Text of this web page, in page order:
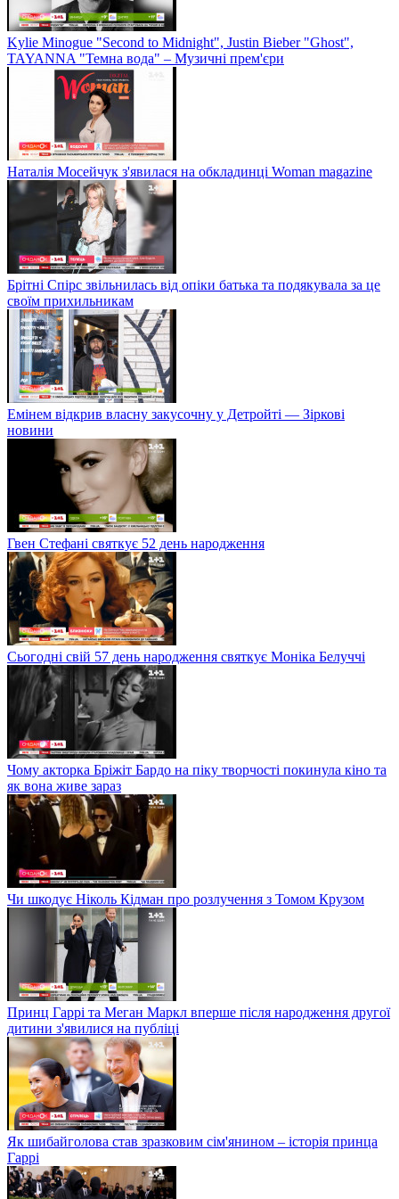
Kylie Minogue "Second to Midnight", Justin Bieber "Ghost",
TAYANNA "Темна вода" – Музичні прем'єри
Наталія Мосейчук з'явилася на обкладинці Woman magazine
Брітні Спірс звільнилась від опіки батька та подякувала за це
своїм прихильникам
Емінем відкрив власну закусочну у Детройті — Зіркові
новини
Гвен Стефані святкує 52 день народження
Сьогодні свій 57 день народження святкує Моніка Белуччі
Чому акторка Бріжіт Бардо на піку творчості покинула кіно та
як вона живе зараз
Чи шкодує Ніколь Кідман про розлучення з Томом Крузом
Принц Гаррі та Меган Маркл вперше після народження другої
дитини з'явилися на публіці
Як шибайголова став зразковим сім'янином – історія принца
Гаррі